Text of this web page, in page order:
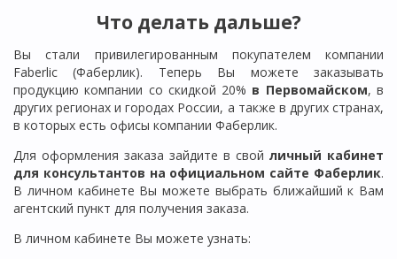
Что делать дальше?
Вы стали привилегированным покупателем компании
Faberlic (Фаберлик). Теперь Вы можете заказывать
продукцию компании со скидкой 20% в Первомайском, в
других регионах и городах России, а также в других странах,
в которых есть офисы компании Фаберлик.
Для оформления заказа зайдите в свой личный кабинет
для консультантов на официальном сайте Фаберлик.
В личном кабинете Вы можете выбрать ближайший к Вам
агентский пункт для получения заказа.
В личном кабинете Вы можете узнать: